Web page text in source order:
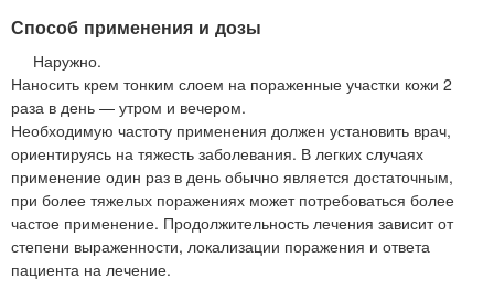
Способ применения и дозы
Наружно.
Наносить крем тонким слоем на пораженные участки кожи 2
раза в день — утром и вечером.
Необходимую частоту применения должен установить врач,
ориентируясь на тяжесть заболевания. В легких случаях
применение один раз в день обычно является достаточным,
при более тяжелых поражениях может потребоваться более
частое применение. Продолжительность лечения зависит от
степени выраженности, локализации поражения и ответа
пациента на лечение.